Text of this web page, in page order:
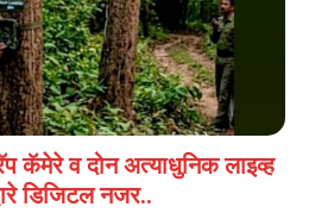
कॅमेरे व दोन अत्याधुनिक लाइव्ह
डिजिटल नजर..